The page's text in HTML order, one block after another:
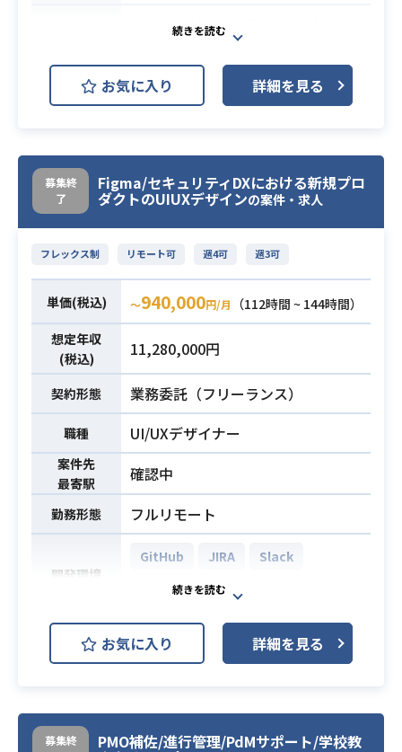
・国内外で事業が拡大しており、上
場を目指す企業のプロダクト開発に
携わることができる
・フルリモート/フルフレックスで就
・オープンで話しやすくslackで気さ
くに話せる雰囲気の現場で稼働した
い方
・少数精鋭でプロダクト戦略に密に
関与したご経験
案・意思決定に携わっていきたい方
必須スキル
B向けシステムのテスト実施経験（2
年以上）
・定められたテスト観点やケースに
基づき、正確にテストを遂行してエ
ビデンスを残せる
・検知した不具合の再現手順を記録
し、エンジニアが迅速に対処できる
解像度で報告できる
・仕様書を読み解いて内容を把握
し、不明点を直接開発担当者へ確認
できる
・リモートでの就業経験
業務内容
600万DL越えのお買い物アプリにお
けるtoB（管理画面側）のPdMを募
集いたします！
出店者向けの商品などの管理画面お
要件定義からリリース・改善まで一
気通貫で担っていただきます。
【お願いしたいこと】
・開発陣（エンジニア・UIUXデザイ
ナー）との要件定義およびスプリン
・ビジネスサイド（営業・サポー
ト）を通じた出店者要望の集約と、
対応順位の意思決定
・KPI(アクティブユーザー数、定着
率、広告単価や投資対効果など）の
数値管理と向上策の構築
・ロードマップの策定
・経営陣へのプレゼンテーション・
合意形成
【こんな方におすすめ】
・少数精鋭でモダンな技術に触れた
い方
・長期でのご参画ができる方
・プロダクトの体験を意識しながら
・高いレベル感の中でプロダクトの
成長を感じながら開発したい方
・事業企業におけるPdMとしての実
お気に入り 詳細を見る
募集終
了
Figma/セキュリティDXにおける新規プロ
ダクトのUIUXデザインの案件・求人
フレックス制 リモート可 週4可 週3可
単価(税込) 〜940,000円/月
（112時間 ~ 144時間）
想定年収
(税込)
11,280,000円
契約形態 業務委託（フリーランス）
職種 UI/UXデザイナー
案件先
最寄駅
確認中
勤務形態 フルリモート
開発環境
GitHub JIRA
Slack
Figma
セキュリティコンプライアンス市場
を開拓するスタートアップ企業での
ザイン全般を担当していただきま
お気に入り 詳細を見る
募集終
PMO補佐/進行管理/PdMサポート/学校教